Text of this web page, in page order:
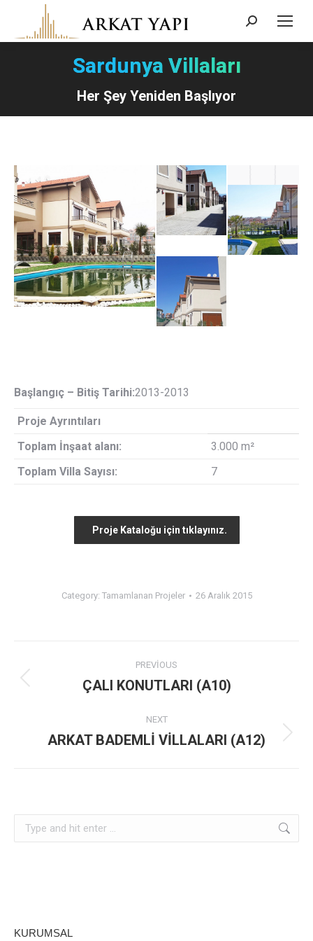
Search:
Sardunya Villaları
Her Şey Yeniden Başlıyor
Başlangıç – Bitiş Tarihi:2013-2013
Proje Ayrıntıları
Toplam İnşaat alanı:
3.000 m²
Toplam Villa Sayısı:
7
Proje Kataloğu için tıklayınız.
Category: Tamamlanan Projeler 26 Aralık 2015
navigation
PREVIOUS
Previous
ÇALI KONUTLARI (A10)
NEXT
Next
ARKAT BADEMLİ VİLLALARI (A12)
KURUMSAL